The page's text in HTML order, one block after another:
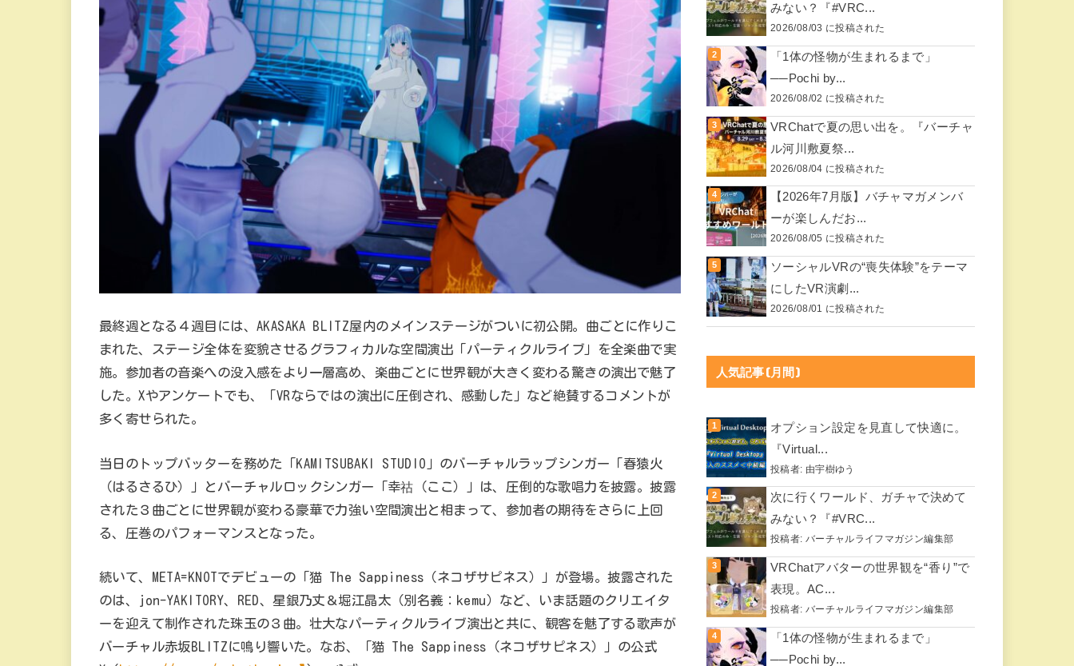
最終週となる４週目には、AKASAKA BLITZ屋内のメインステージがついに初公開。曲ごとに作りこ
まれた、ステージ全体を変貌させるグラフィカルな空間演出「パーティクルライブ」を全楽曲で実
施。参加者の音楽への没入感をより一層高め、楽曲ごとに世界観が大きく変わる驚きの演出で魅了
した。Xやアンケートでも、「VRならではの演出に圧倒され、感動した」など絶賛するコメントが
多く寄せられた。
当日のトップバッターを務めた「KAMITSUBAKI STUDIO」のバーチャルラップシンガー「春猿火
（はるさるひ）」とバーチャルロックシンガー「幸祜（ここ）」は、圧倒的な歌唱力を披露。披露
された３曲ごとに世界観が変わる豪華で力強い空間演出と相まって、参加者の期待をさらに上回
る、圧巻のパフォーマンスとなった。
続いて、META=KNOTでデビューの「猫 The Sappiness（ネコザサピネス）」が登場。披露された
のは、jon-YAKITORY、RED、星銀乃丈＆堀江晶太（別名義：kemu）など、いま話題のクリエイタ
ーを迎えて制作された珠玉の３曲。壮大なパーティクルライブ演出と共に、観客を魅了する歌声が
バーチャル赤坂BLITZに鳴り響いた。なお、「猫 The Sappiness（ネコザサピネス）」の公式
みない？『#VRC...
2026/08/03 に投稿された
「1体の怪物が生まれるまで」
──Pochi by...
2026/08/02 に投稿された
VRChatで夏の思い出を。『バーチャ
ル河川敷夏祭...
2026/08/04 に投稿された
【2026年7月版】バチャマガメンバ
ーが楽しんだお...
2026/08/05 に投稿された
ソーシャルVRの“喪失体験”をテーマ
にしたVR演劇...
2026/08/01 に投稿された
人気記事(月間)
オプション設定を見直して快適に。
『Virtual...
投稿者: 由宇樹ゆう
次に行くワールド、ガチャで決めて
みない？『#VRC...
投稿者: バーチャルライフマガジン編集部
VRChatアバターの世界観を“香り”で
表現。AC...
投稿者: バーチャルライフマガジン編集部
「1体の怪物が生まれるまで」
──Pochi by...